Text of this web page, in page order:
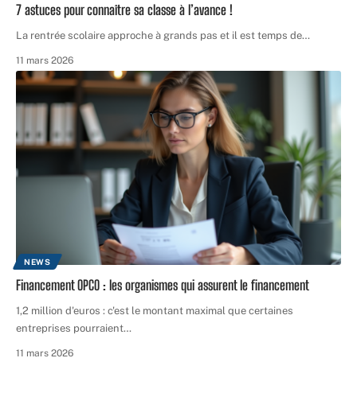
7 astuces pour connaître sa classe à l’avance !
La rentrée scolaire approche à grands pas et il est temps de…
11 mars 2026
NEWS
Financement OPCO : les organismes qui assurent le financement
1,2 million d'euros : c'est le montant maximal que certaines
entreprises pourraient…
11 mars 2026